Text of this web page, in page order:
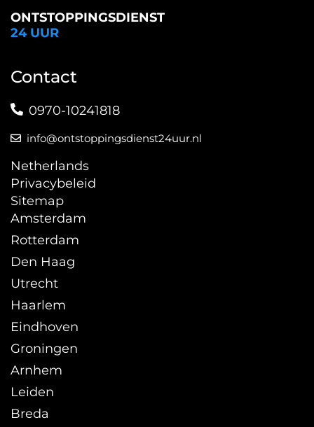
ONTSTOPPINGSDIENST
24 UUR
Contact
0970-10241818
info@ontstoppingsdienst24uur.nl
Netherlands
Privacybeleid
Sitemap
Amsterdam
Rotterdam
Den Haag
Utrecht
Haarlem
Eindhoven
Groningen
Arnhem
Leiden
Breda